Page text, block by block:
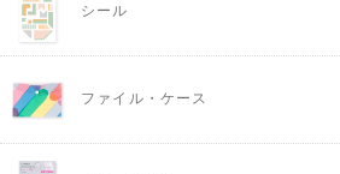
シール
ファイル・ケース